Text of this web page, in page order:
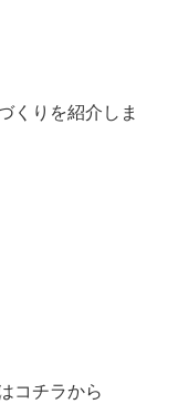
くりを紹介しま
コチラから